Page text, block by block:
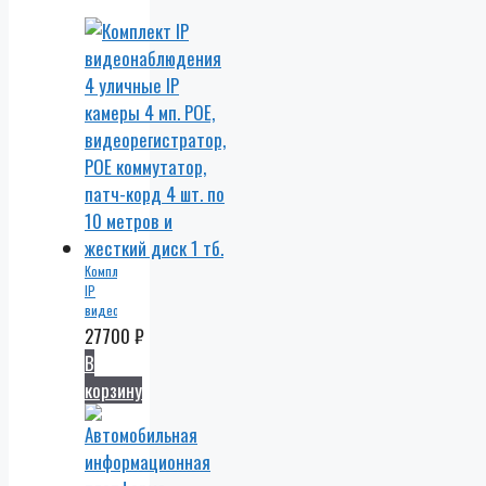
Комплект
IP
видеонаблюдения
4
уличные
IP
камеры
4 мп.
POE,
видеорегистратор,
POE
27700 ₽
В
корзину